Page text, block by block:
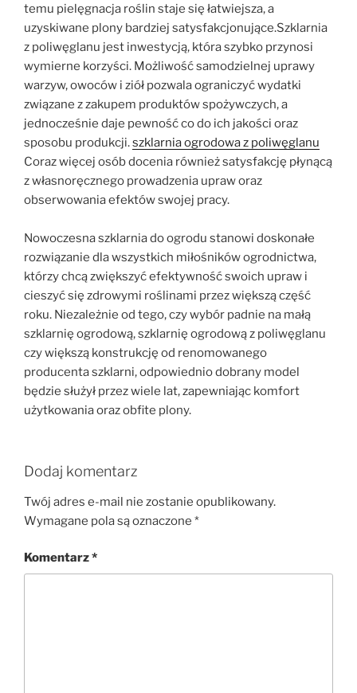
temu pielęgnacja roślin staje się łatwiejsza, a
uzyskiwane plony bardziej satysfakcjonujące.Szklarnia
z poliwęglanu jest inwestycją, która szybko przynosi
wymierne korzyści. Możliwość samodzielnej uprawy
warzyw, owoców i ziół pozwala ograniczyć wydatki
związane z zakupem produktów spożywczych, a
jednocześnie daje pewność co do ich jakości oraz
sposobu produkcji.szklarnia ogrodowa z poliwęglanu
Coraz więcej osób docenia również satysfakcję płynącą
z własnoręcznego prowadzenia upraw oraz
obserwowania efektów swojej pracy.
Nowoczesna szklarnia do ogrodu stanowi doskonałe
rozwiązanie dla wszystkich miłośników ogrodnictwa,
którzy chcą zwiększyć efektywność swoich upraw i
cieszyć się zdrowymi roślinami przez większą część
roku. Niezależnie od tego, czy wybór padnie na małą
szklarnię ogrodową, szklarnię ogrodową z poliwęglanu
czy większą konstrukcję od renomowanego
producenta szklarni, odpowiednio dobrany model
będzie służył przez wiele lat, zapewniając komfort
użytkowania oraz obfite plony.
Dodaj komentarz
Twój adres e-mail nie zostanie opublikowany.
Wymagane pola są oznaczone *
Komentarz*